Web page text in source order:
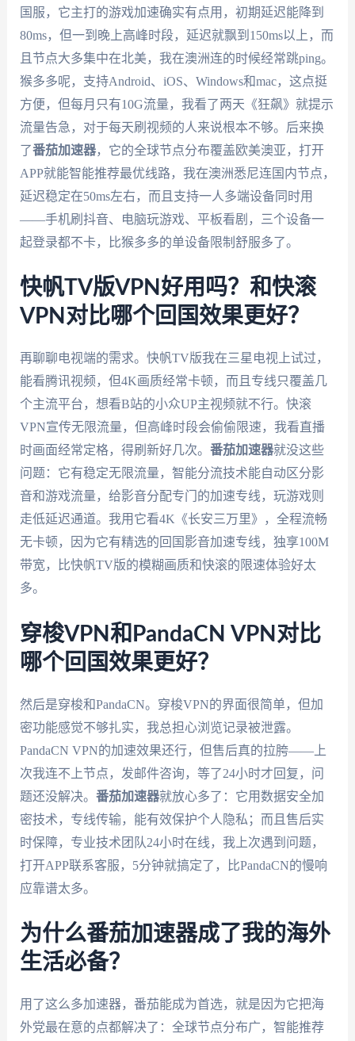
国服，它主打的游戏加速确实有点用，初期延迟能降到
80ms，但一到晚上高峰时段，延迟就飘到150ms以上，而
且节点大多集中在北美，我在澳洲连的时候经常跳ping。
猴多多呢，支持Android、iOS、Windows和mac，这点挺
方便，但每月只有10G流量，我看了两天《狂飙》就提示
流量告急，对于每天刷视频的人来说根本不够。后来换
了番茄加速器，它的全球节点分布覆盖欧美澳亚，打开
APP就能智能推荐最优线路，我在澳洲悉尼连国内节点，
延迟稳定在50ms左右，而且支持一人多端设备同时用
——手机刷抖音、电脑玩游戏、平板看剧，三个设备一
起登录都不卡，比猴多多的单设备限制舒服多了。
快帆TV版VPN好用吗？和快滚
VPN对比哪个回国效果更好？
再聊聊电视端的需求。快帆TV版我在三星电视上试过，
能看腾讯视频，但4K画质经常卡顿，而且专线只覆盖几
个主流平台，想看B站的小众UP主视频就不行。快滚
VPN宣传无限流量，但高峰时段会偷偷限速，我看直播
时画面经常定格，得刷新好几次。 番茄加速器就没这些
问题：它有稳定无限流量，智能分流技术能自动区分影
音和游戏流量，给影音分配专门的加速专线，玩游戏则
走低延迟通道。我用它看4K《长安三万里》，全程流畅
无卡顿，因为它有精选的回国影音加速专线，独享100M
带宽，比快帆TV版的模糊画质和快滚的限速体验好太
多。
穿梭VPN和PandaCN VPN对比
哪个回国效果更好？
然后是穿梭和PandaCN。穿梭VPN的界面很简单，但加
密功能感觉不够扎实，我总担心浏览记录被泄露。
PandaCN VPN的加速效果还行，但售后真的拉胯——上
次我连不上节点，发邮件咨询，等了24小时才回复，问
题还没解决。 番茄加速器就放心多了：它用数据安全加
密技术，专线传输，能有效保护个人隐私；而且售后实
时保障，专业技术团队24小时在线，我上次遇到问题，
打开APP联系客服，5分钟就搞定了，比PandaCN的慢响
应靠谱太多。
为什么番茄加速器成了我的海外
生活必备？
用了这么多加速器，番茄能成为首选，就是因为它把海
外党最在意的点都解决了：全球节点分布广，智能推荐